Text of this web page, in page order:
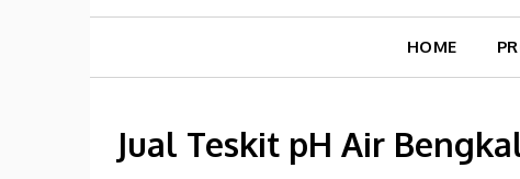
HOME
Jual Teskit pH Air